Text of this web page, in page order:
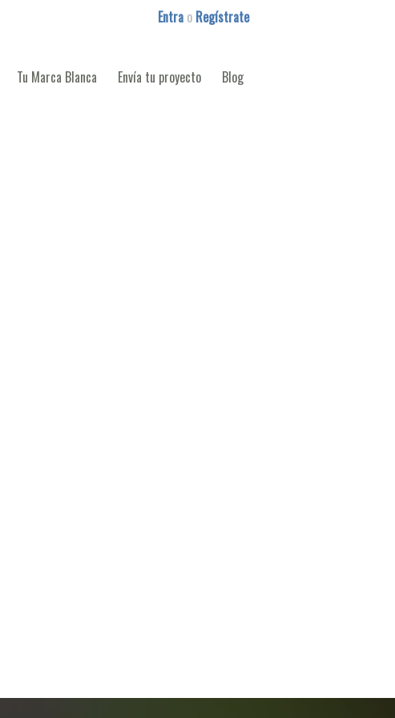
Entra o Regístrate
Tu Marca Blanca Envía tu proyecto Blog